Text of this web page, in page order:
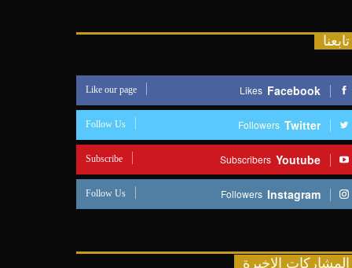
تابعنا
Facebook
Likes
Like our page
Twitter
Followers
Follow Us
Youtube
Subscribers
Subscribe
Instagram
Followers
Follow Us
المشاركات الاخيرة